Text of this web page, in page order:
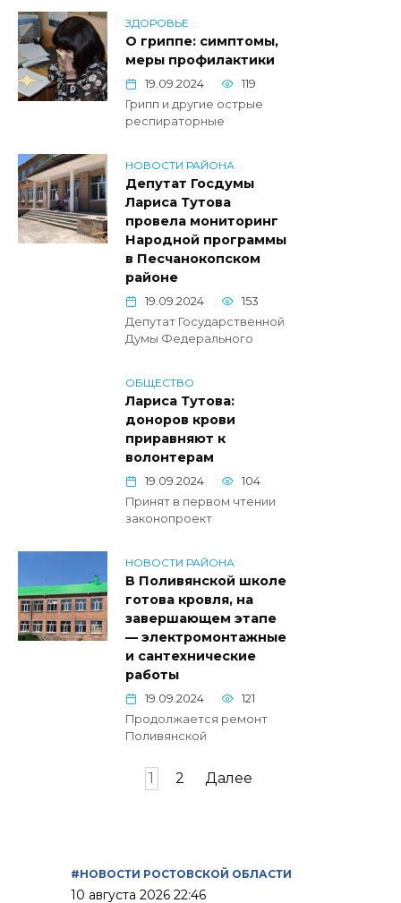
ЗДОРОВЬЕ
О гриппе: симптомы,
меры профилактики
19.09.2024
119
Грипп и другие острые
респираторные
НОВОСТИ РАЙОНА
Депутат Госдумы
Лариса Тутова
провела мониторинг
Народной программы
в Песчанокопском
районе
19.09.2024
153
Депутат Государственной
Думы Федерального
ОБЩЕСТВО
Лариса Тутова:
доноров крови
приравняют к
волонтерам
19.09.2024
104
Принят в первом чтении
законопроект
НОВОСТИ РАЙОНА
В Поливянской школе
готова кровля, на
завершающем этапе
— электромонтажные
и сантехнические
работы
19.09.2024
121
Продолжается ремонт
Поливянской
1 2 Далее
#НОВОСТИ РОСТОВСКОЙ ОБЛАСТИ
10 августа 2026 22:46